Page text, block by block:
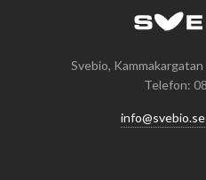
Svebio,
Telefon:
info@svebio.se